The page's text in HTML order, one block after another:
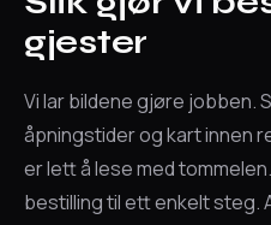
gjester
Vi lar bildene gjøre jobben.
åpningstider og kart innen
er lett å lese med
bestilling til ett enkelt steg.